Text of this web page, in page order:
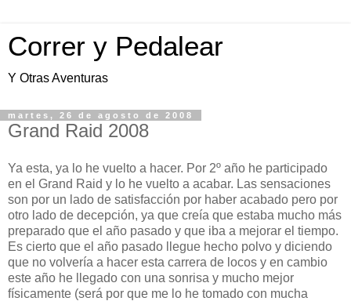
Correr y Pedalear
Y Otras Aventuras
martes, 26 de agosto de 2008
Grand Raid 2008
Ya esta, ya lo he vuelto a hacer. Por 2º año he participado
en el Grand Raid y lo he vuelto a acabar. Las sensaciones
son por un lado de satisfacción por haber acabado pero por
otro lado de decepción, ya que creía que estaba mucho más
preparado que el año pasado y que iba a mejorar el tiempo.
Es cierto que el año pasado llegue hecho polvo y diciendo
que no volvería a hacer esta carrera de locos y en cambio
este año he llegado con una sonrisa y mucho mejor
físicamente (será por que me lo he tomado con mucha